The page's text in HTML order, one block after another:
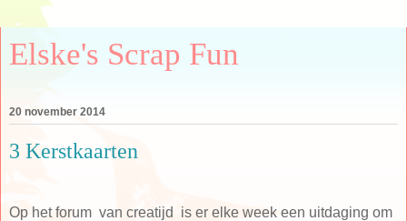
Elske's Scrap Fun
20 november 2014
3 Kerstkaarten
Op het forum van creatijd is er elke week een uitdaging om